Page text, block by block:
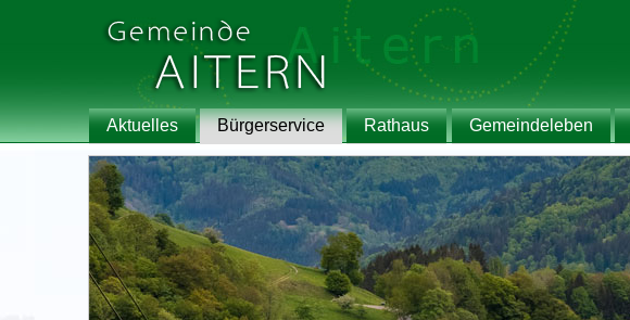
Aktuelles Bürgerservice Rathaus Gemeindeleben